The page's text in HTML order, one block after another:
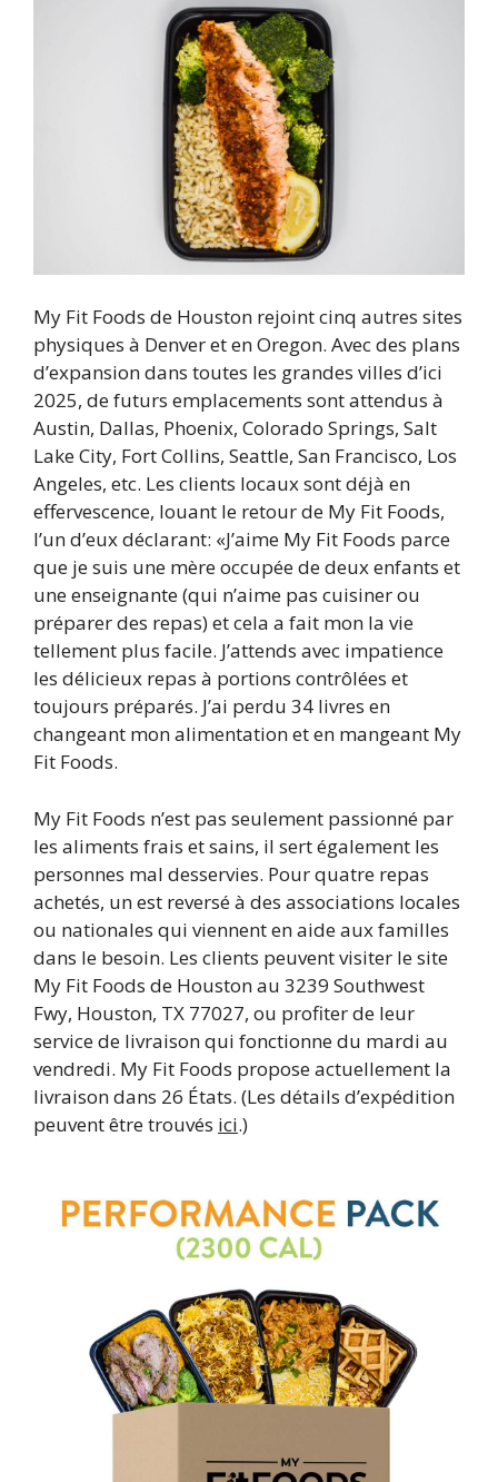
My Fit Foods de Houston rejoint cinq autres sites
physiques à Denver et en Oregon. Avec des plans
d’expansion dans toutes les grandes villes d’ici
2025, de futurs emplacements sont attendus à
Austin, Dallas, Phoenix, Colorado Springs, Salt
Lake City, Fort Collins, Seattle, San Francisco, Los
Angeles, etc. Les clients locaux sont déjà en
effervescence, louant le retour de My Fit Foods,
l’un d’eux déclarant: «J’aime My Fit Foods parce
que je suis une mère occupée de deux enfants et
une enseignante (qui n’aime pas cuisiner ou
préparer des repas) et cela a fait mon la vie
tellement plus facile. J’attends avec impatience
les délicieux repas à portions contrôlées et
toujours préparés. J’ai perdu 34 livres en
changeant mon alimentation et en mangeant My
Fit Foods.
My Fit Foods n’est pas seulement passionné par
les aliments frais et sains, il sert également les
personnes mal desservies. Pour quatre repas
achetés, un est reversé à des associations locales
ou nationales qui viennent en aide aux familles
dans le besoin. Les clients peuvent visiter le site
My Fit Foods de Houston au 3239 Southwest
Fwy, Houston, TX 77027, ou profiter de leur
service de livraison qui fonctionne du mardi au
vendredi. My Fit Foods propose actuellement la
livraison dans 26 États. (Les détails d’expédition
peuvent être trouvés ici.)